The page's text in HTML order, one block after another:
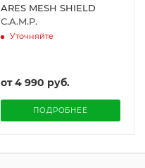
ARES MESH SHIELD
C.A.M.P.
Уточняйте
от4 990 руб.
ПОДРОБНЕЕ